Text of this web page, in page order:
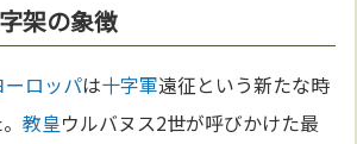
架の象徴
ーロッパは十字軍遠征という新たな時
教皇ウルバヌス2世が呼びかけた最